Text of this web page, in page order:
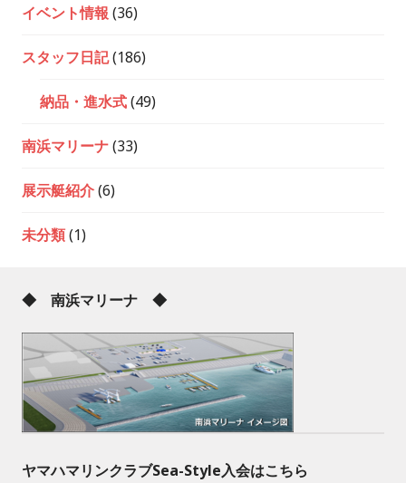
イベント情報 (36)
スタッフ日記(186)
納品・進水式(49)
南浜マリーナ(33)
展示艇紹介(6)
未分類(1)
◆ 南浜マリーナ ◆
ヤマハマリンクラブSea-Style入会はこちら